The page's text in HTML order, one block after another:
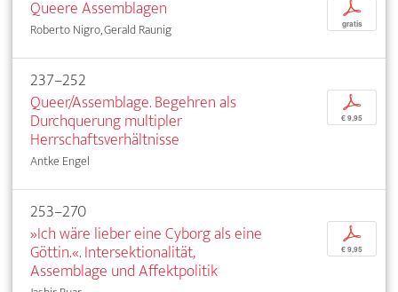
Queere Assemblagen
Roberto Nigro, Gerald Raunig
p
gratis
237–252
Queer/Assemblage. Begehren als
Durchquerung multipler
Herrschaftsverhältnisse
Antke Engel
p
€ 9,95
253–270
»Ich wäre lieber eine Cyborg als eine
Göttin.«. Intersektionalität,
Assemblage und Affektpolitik
p
€ 9,95